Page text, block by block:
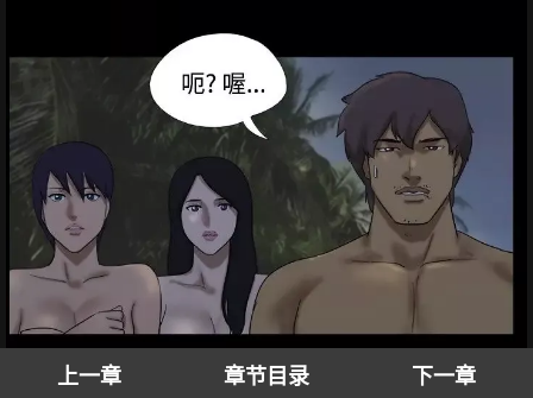
上一章 章节目录 下一章